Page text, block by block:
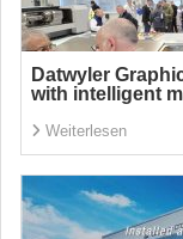
Datwyler
with intelligent
Weiterlesen